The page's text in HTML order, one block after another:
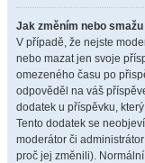
Jak změním nebo
V případě, že nejste
nebo mazat jen svoje
omezeného času po
odpověděl na váš
dodatek u příspěvku,
Tento dodatek se
moderátor či
proč jej změnili).